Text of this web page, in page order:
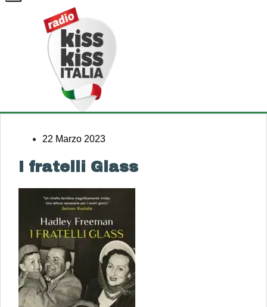
22 Marzo 2023
I fratelli Glass